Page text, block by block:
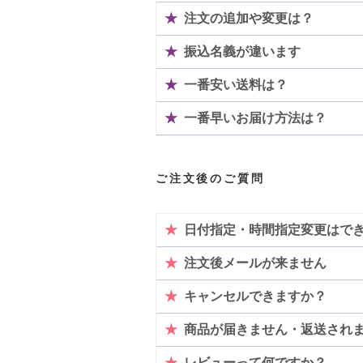
★ 注文の追加や変更は？
★ 振込名義が違います
★ 一番安い送料は？
★ 一番早いお届け方法は？
ご注文後のご質問
★ 日付指定・時間指定変更はで
★ 注文後メールが来ません
★ キャンセルできますか？
★ 商品が届きません・返送され